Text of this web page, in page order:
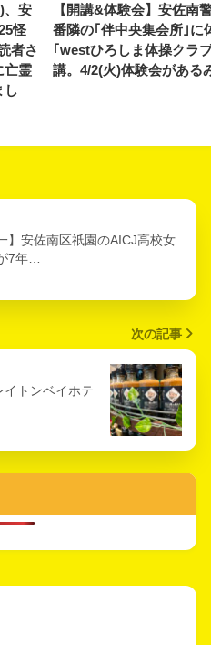
、安
怪
者さ
亡霊
し
【開講&体験会】安佐南
番隣の｢伴中央集会所｣に
｢westひろしま体操クラ
講。4/2(火)体験会がある
】安佐南区祇園のAICJ高校女
7年…
次の記事
イトンベイホテ